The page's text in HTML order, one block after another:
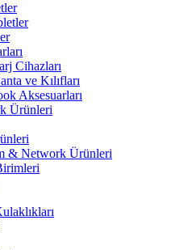
Cihazları
ve Kılıfları
Aksesuarları
Ürünleri
& Network Ürünleri